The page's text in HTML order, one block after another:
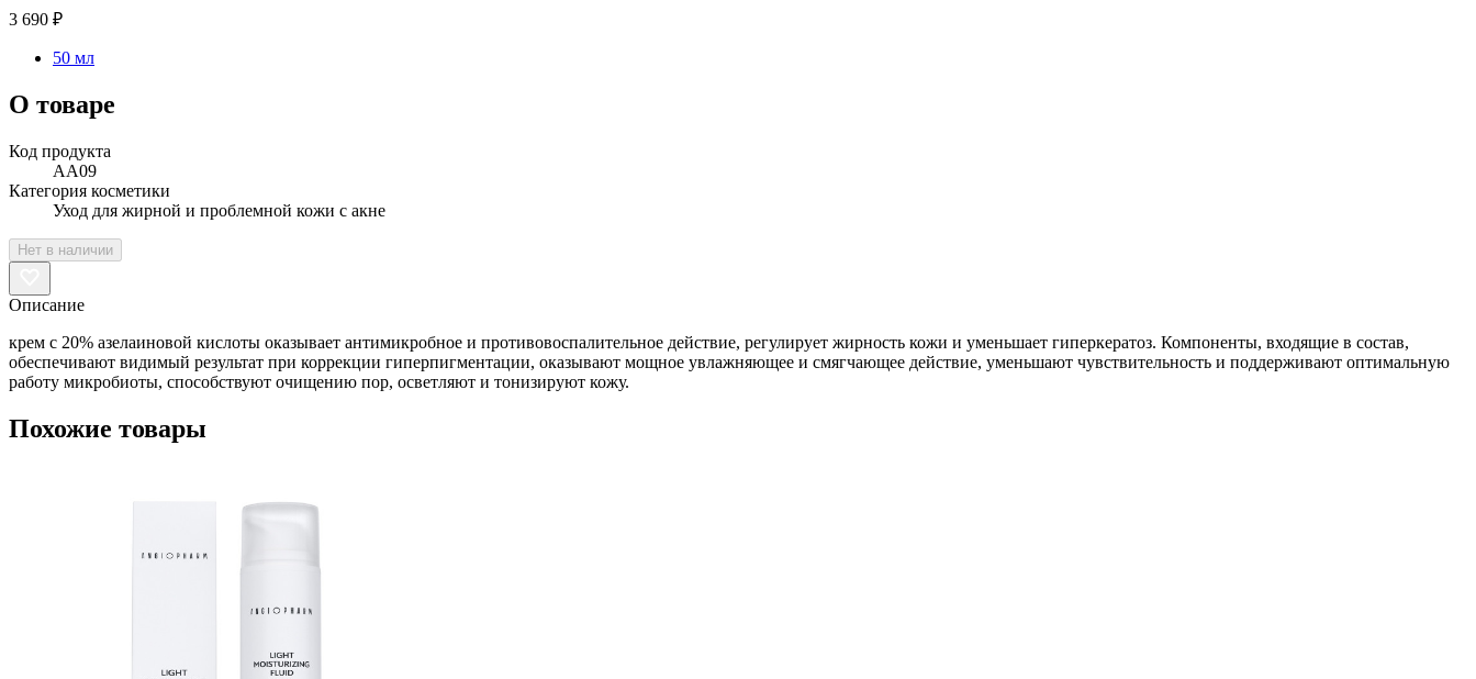
3 690 ₽
50 мл
О товаре
Код продукта
AA09
Категория косметики
Уход для жирной и проблемной кожи с акне
Нет в наличии
Описание
крем с 20% азелаиновой кислоты оказывает антимикробное и противовоспалительное действие, регулирует жирность кожи и уменьшает гиперкератоз. Компоненты, входящие в состав,
обеспечивают видимый результат при коррекции гиперпигментации, оказывают мощное увлажняющее и смягчающее действие, уменьшают чувствительность и поддерживают оптимальную
работу микробиоты, способствуют очищению пор, осветляют и тонизируют кожу.
Похожие товары